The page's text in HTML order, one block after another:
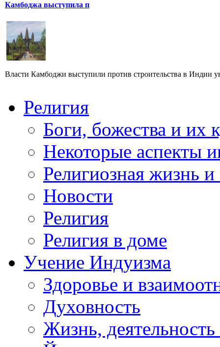
Камбоджа выступила п
Власти Камбоджи выступили против строительства в Индии
Религия
Боги, божества и их
Некоторые аспекты
Религиозная жизнь
Новости
Религия
Религия в доме
Учение Индуизма
Здоровье и
Духовность
Жизнь, деятельность